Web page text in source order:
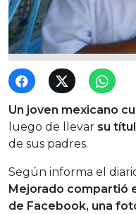
Un joven mexicano
luego de llevar su
de sus padres.
Según informa el
Mejorado compartió
de Facebook, una